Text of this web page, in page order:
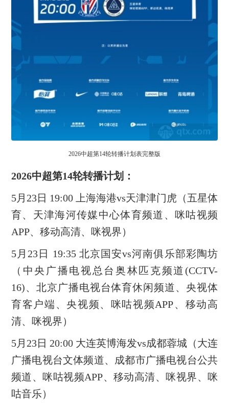
2026中超第14轮转播计划表完整版
2026中超第14轮转播计划：
5月23日 19:00 上海海港vs天津津门虎（五星体
育、天津海河传媒中心体育频道、咪咕视频
APP、移动高清、咪视界）
5月23日 19:35 北京国安vs河南俱乐部彩陶坊
（中央广播电视总台奥林匹克频道(CCTV-
16)、北京广播电视台体育休闲频道、央视体
育客户端、央视频、咪咕视频APP、移动高
清、咪视界）
5月23日 20:00 大连英博海发vs成都蓉城（大连
广播电视台文体频道、成都市广播电视台公共
频道、咪咕视频APP、移动高清、咪视界、咪
咕音乐）